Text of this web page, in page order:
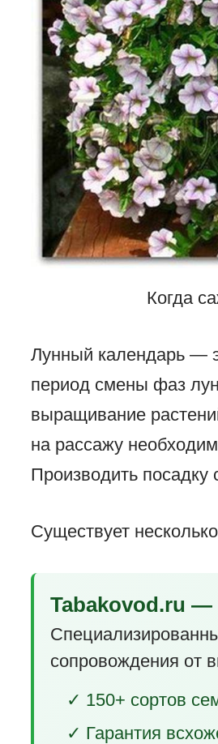
Когда
Лунный календарь —
период смены фаз
выращивание
на рассажу
Производить
Существует
Tabakovod.ru —
сопровождения от
✓ 150+ сортов
✓ Гарантия